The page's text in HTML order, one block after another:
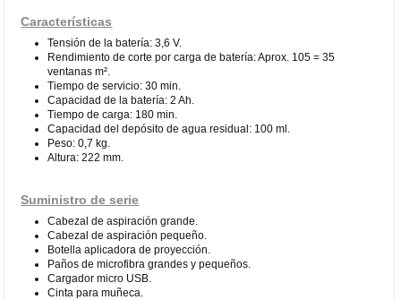
Características
Tensión de la batería: 3,6 V.
Rendimiento de corte por carga de batería: Aprox. 105 = 35
ventanas m².
Tiempo de servicio: 30 min.
Capacidad de la batería: 2 Ah.
Tiempo de carga: 180 min.
Capacidad del depósito de agua residual: 100 ml.
Peso: 0,7 kg.
Altura: 222 mm.
Suministro de serie
Cabezal de aspiración grande.
Cabezal de aspiración pequeño.
Botella aplicadora de proyección.
Paños de microfibra grandes y pequeños.
Cargador micro USB.
Cinta para muñeca.